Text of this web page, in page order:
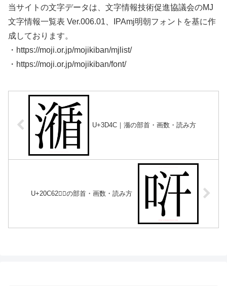
当サイトの文字データは、文字情報技術促進協議会のMJ
文字情報一覧表 Ver.006.01、IPAmj明朝フォントを基に作
成しております。
・https://moji.or.jp/mojikiban/mjlist/
・https://moji.or.jp/mojikiban/font/
U+3D4C｜㵌の部首・画数・読み方
U+20C62｜𠱢の部首・画数・読み方